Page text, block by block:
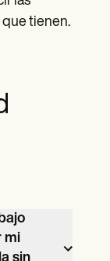
tienen.
mi
sin